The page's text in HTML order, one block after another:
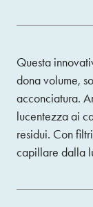
Questa
dona volume,
acconciatura.
lucentezza ai
residui. Con
capillare dalla